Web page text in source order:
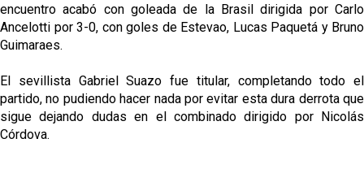
encuentro acabó con goleada de la Brasil dirigida por Carlo
Ancelotti por 3-0, con goles de Estevao, Lucas Paquetá y Bruno
Guimaraes.
El sevillista Gabriel Suazo fue titular, completando todo el
partido, no pudiendo hacer nada por evitar esta dura derrota que
sigue dejando dudas en el combinado dirigido por Nicolás
Córdova.